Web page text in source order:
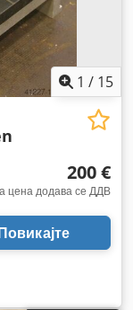
1 / 15
200 €
цена додава се ДДВ